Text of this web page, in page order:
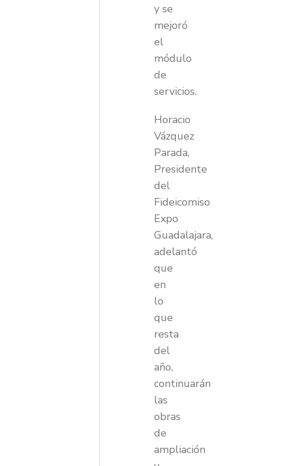
y se
mejoró
el
módulo
de
servicios.
Horacio
Vázquez
Parada,
Presidente
del
Fideicomiso
Expo
Guadalajara,
adelantó
que
en
lo
que
resta
del
año,
continuarán
las
obras
de
ampliación